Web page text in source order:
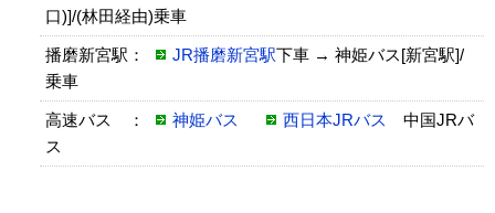
口)]/(林田経由)乗車
播磨新宮駅： JR播磨新宮駅下車 → 神姫バス[新宮駅]/
乗車
高速バス ： 神姫バス 西日本JRバス 中国JRバ
ス